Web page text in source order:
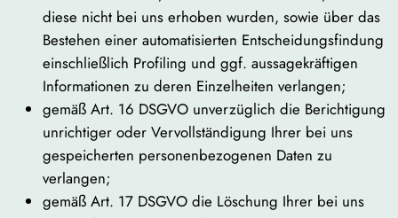
diese nicht bei uns erhoben wurden, sowie über das
Bestehen einer automatisierten Entscheidungsfindung
einschließlich Profiling und ggf. aussagekräftigen
Informationen zu deren Einzelheiten verlangen;
gemäß Art. 16 DSGVO unverzüglich die Berichtigung
unrichtiger oder Vervollständigung Ihrer bei uns
gespeicherten personenbezogenen Daten zu
verlangen;
gemäß Art. 17 DSGVO die Löschung Ihrer bei uns